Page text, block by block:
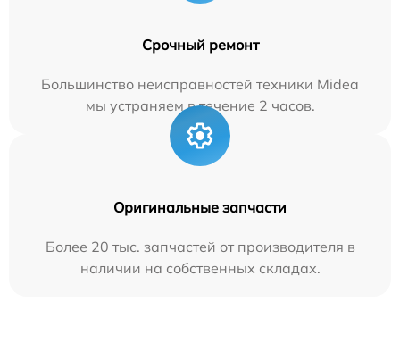
Срочный ремонт
Большинство неисправностей техники Midea
мы устраняем в течение 2 часов.
Оригинальные запчасти
Более 20 тыс. запчастей от производителя в
наличии на собственных складах.